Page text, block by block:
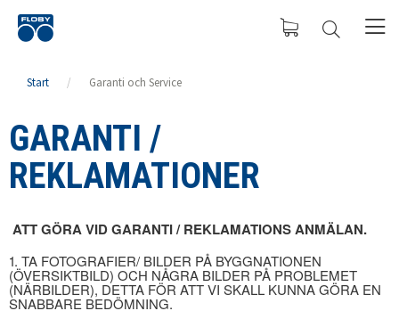
Start / Garanti och Service
GARANTI /
REKLAMATIONER
ATT GÖRA VID GARANTI / REKLAMATIONS ANMÄLAN.
1. TA FOTOGRAFIER/ BILDER PÅ BYGGNATIONEN
(ÖVERSIKTBILD) OCH NÅGRA BILDER PÅ PROBLEMET
(NÄRBILDER), DETTA FÖR ATT VI SKALL KUNNA GÖRA EN
SNABBARE BEDÖMNING.